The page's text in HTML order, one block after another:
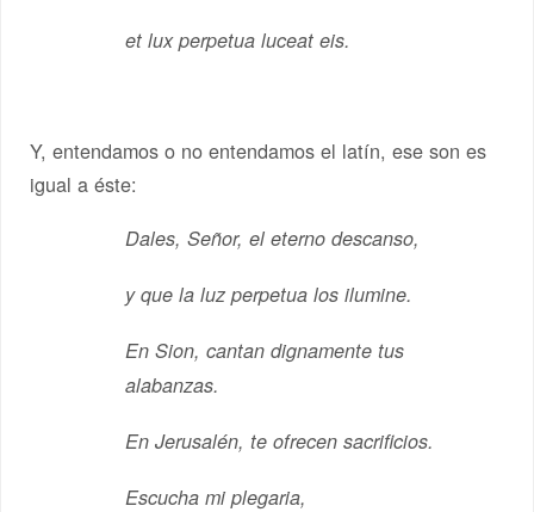
et lux perpetua luceat eis.
Y, entendamos o no entendamos el latín, ese son es
igual a éste:
Dales, Señor, el eterno descanso,
y que la luz perpetua los ilumine.
En Sion, cantan dignamente tus
alabanzas.
En Jerusalén, te ofrecen sacrificios.
Escucha mi plegaria,